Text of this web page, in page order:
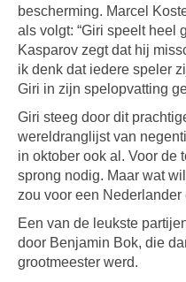
bescherming. Marcel
als volgt: “Giri speelt heel
Kasparov zegt dat hij
ik denk dat iedere speler
Giri in zijn spelopvatting
Giri steeg door dit
wereldranglijst van
in oktober ook al. Voor de
sprong nodig. Maar wat
zou voor een
Een van de leukste
door Benjamin Bok, die
grootmeester werd.